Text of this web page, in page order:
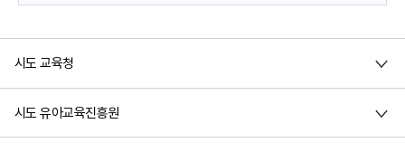
시도 교육청
시도 유아교육진흥원